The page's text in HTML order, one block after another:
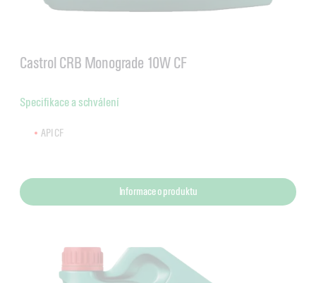
Castrol CRB Monograde 10W CF
Specifikace a schválení
API CF
Informace o produktu